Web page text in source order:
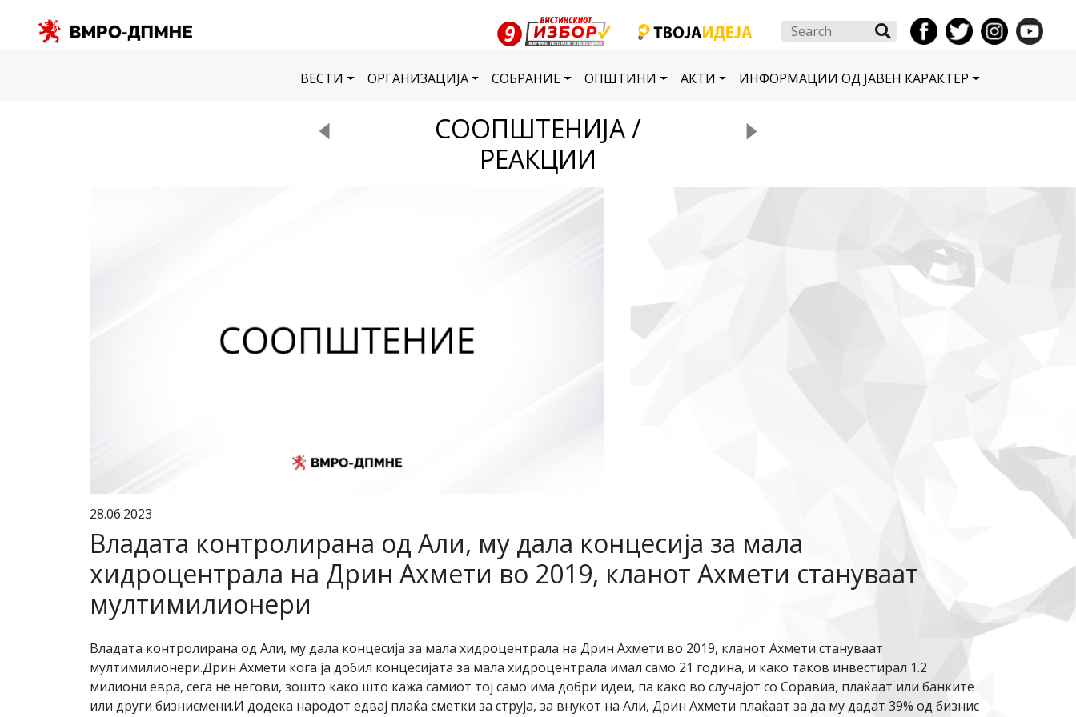
Search
ВЕСТИ ОРГАНИЗАЦИЈА СОБРАНИЕ ОПШТИНИ АКТИ ИНФОРМАЦИИ ОД ЈАВЕН КАРАКТЕР
СООПШТЕНИЈА /
РЕАКЦИИ
28.06.2023
Владата контролирана од Али, му дала концесија за мала
хидроцентрала на Дрин Ахмети во 2019, кланот Ахмети стануваат
мултимилионери
Владата контролирана од Али, му дала концесија за мала хидроцентрала на Дрин Ахмети во 2019, кланот Ахмети стануваат
мултимилионери.Дрин Ахмети кога ја добил концесијата за мала хидроцентрала имал само 21 година, и како таков инвестирал 1.2
милиони евра, сега не негови, зошто како што кажа самиот тој само има добри идеи, па како во случајот со Соравиа, плаќаат или банките
или други бизнисмени.И додека народот едвај плаќа сметки за струја, за внукот на Али, Дрин Ахмети плаќаат за да му дадат 39% од бизнис